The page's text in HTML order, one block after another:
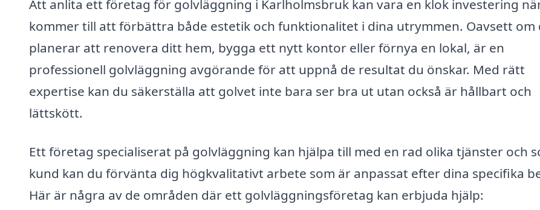
Att anlita ett företag för golvläggning i Karlholmsbruk kan vara en klok investering
kommer till att förbättra både estetik och funktionalitet i dina utrymmen. Oavsett om
planerar att renovera ditt hem, bygga ett nytt kontor eller förnya en lokal, är en
professionell golvläggning avgörande för att uppnå de resultat du önskar. Med rätt
expertise kan du säkerställa att golvet inte bara ser bra ut utan också är hållbart och
lättskött.
Ett företag specialiserat på golvläggning kan hjälpa till med en rad olika tjänster och
kund kan du förvänta dig högkvalitativt arbete som är anpassat efter dina specifika
Här är några av de områden där ett golvläggningsföretag kan erbjuda hjälp: